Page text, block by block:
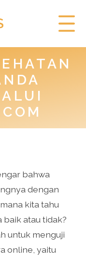
bahwa
dengan
kita tahu
atau tidak?
untuk menguji
online, yaitu